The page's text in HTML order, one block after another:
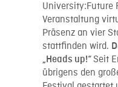
University:Future
Veranstaltung
Präsenz an vier
stattfinden wird.
„Heads up!“Seit
übrigens den